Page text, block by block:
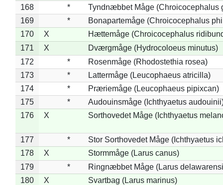
168
*
Tyndnæbbet Måge (Chroicocephalus
169
*
Bonapartemåge (Chroicocephalus
170
X
Hættemåge (Chroicocephalus
171
X
Dværgmåge (Hydrocoloeus minutus)
172
*
Rosenmåge (Rhodostethia rosea)
173
*
Lattermåge (Leucophaeus atricilla)
174
*
Præriemåge (Leucophaeus pipixcan)
175
*
Audouinsmåge (Ichthyaetus
176
X Sorthovedet Måge (Ichthyaetus
177 *
Stor Sorthovedet Måge (Ichthyaetus
178
X
Stormmåge (Larus canus)
179
*
Ringnæbbet Måge (Larus
180
X
Svartbag (Larus marinus)